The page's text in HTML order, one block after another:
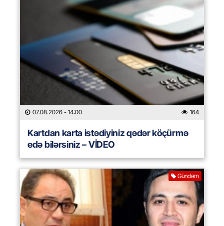
07.08.2026 - 14:00 164
Kartdan karta istədiyiniz qədər köçürmə
edə bilərsiniz – VİDEO
Gündəm